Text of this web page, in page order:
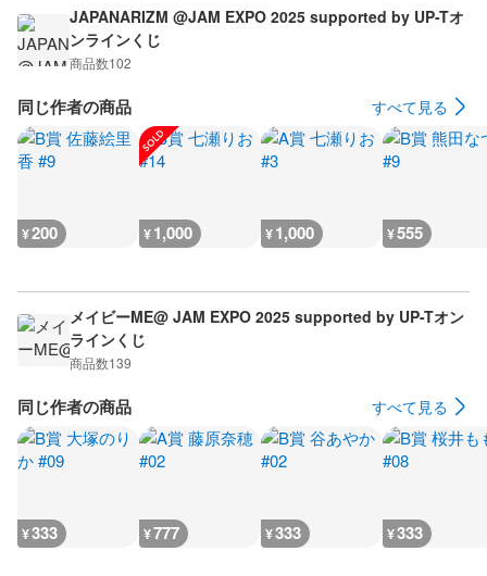
JAPANARIZM @JAM EXPO 2025 supported by UP-Tオ
ンラインくじ
商品数102
同じ作者の商品 すべて見る
¥200 ¥1,000 ¥1,000 ¥555
メイビーME@ JAM EXPO 2025 supported by UP-Tオン
ラインくじ
商品数139
同じ作者の商品 すべて見る
¥333 ¥777 ¥333 ¥333